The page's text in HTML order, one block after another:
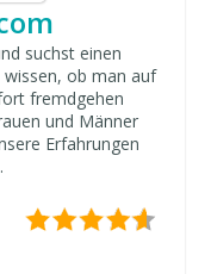
suchst einen
wissen, ob man auf
fremdgehen
und Männer
Erfahrungen